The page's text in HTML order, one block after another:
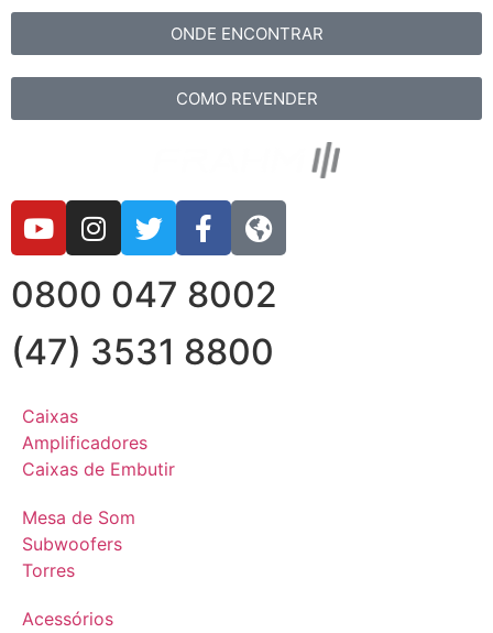
ONDE ENCONTRAR
COMO REVENDER
0800 047 8002
(47) 3531 8800
Caixas
Amplificadores
Caixas de Embutir
Mesa de Som
Subwoofers
Torres
Acessórios